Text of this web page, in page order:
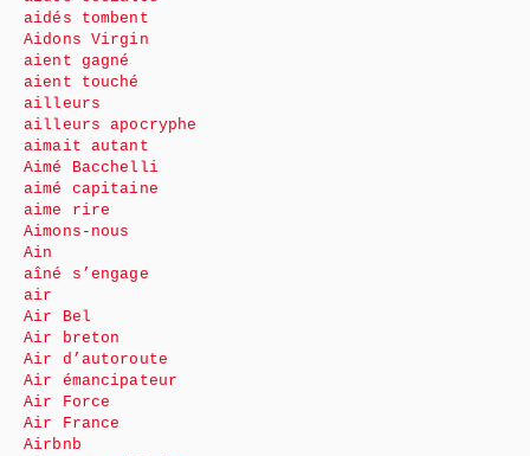
aidés tombent
Aidons Virgin
aient gagné
aient touché
ailleurs
ailleurs apocryphe
aimait autant
Aimé Bacchelli
aimé capitaine
aime rire
Aimons-nous
Ain
aîné s’engage
air
Air Bel
Air breton
Air d’autoroute
Air émancipateur
Air Force
Air France
Airbnb